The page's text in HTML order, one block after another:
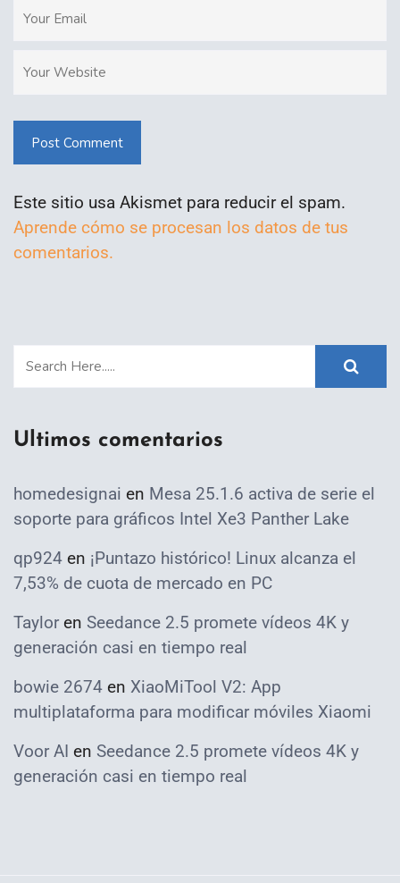
Post Comment
Este sitio usa Akismet para reducir el spam.
Aprende cómo se procesan los datos de tus
comentarios.
Ultimos comentarios
homedesignai en Mesa 25.1.6 activa de serie el
soporte para gráficos Intel Xe3 Panther Lake
qp924 en ¡Puntazo histórico! Linux alcanza el
7,53% de cuota de mercado en PC
Taylor en Seedance 2.5 promete vídeos 4K y
generación casi en tiempo real
bowie 2674 en XiaoMiTool V2: App
multiplataforma para modificar móviles Xiaomi
Voor AI en Seedance 2.5 promete vídeos 4K y
generación casi en tiempo real